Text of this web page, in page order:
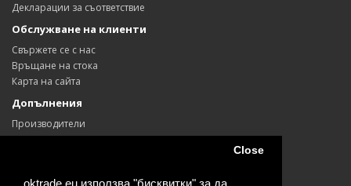
Close
Декларации за съответствие
Обслужване на клиенти
Свържете се с нас
Връщане на стока
Карта на сайта
Допълнения
Производители
Ваучери